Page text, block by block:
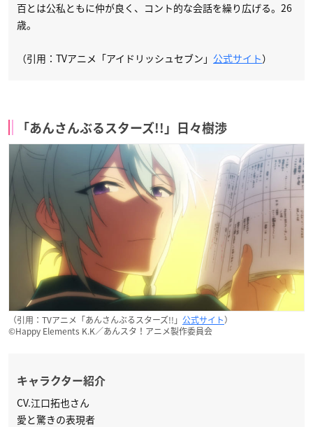
百とは公私ともに仲が良く、コント的な会話を繰り広げる。26
歳。
（引用：TVアニメ「アイドリッシュセブン」 公式サイト）
「あんさんぶるスターズ!!」日々樹渉
（引用：TVアニメ「あんさんぶるスターズ!!」 公式サイト）
©Happy Elements K.K／あんスタ！アニメ製作委員会
キャラクター紹介
CV.江口拓也さん
愛と驚きの表現者